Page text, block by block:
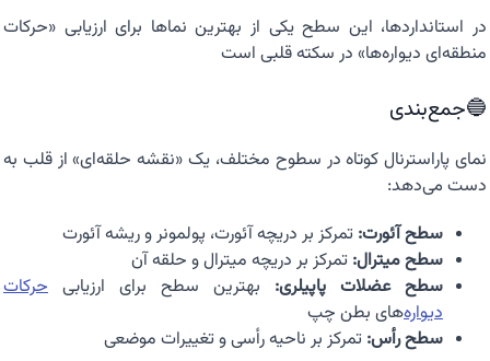
در استانداردها، این سطح یکی از بهترین نماها برای ارزیابی «حرکات
منطقه‌ای دیواره‌ها» در سکته قلبی است
🔵جمع‌بندی
نمای پاراسترنال کوتاه در سطوح مختلف، یک «نقشه حلقه‌ای» از قلب به
دست می‌دهد:
سطح آئورت: تمرکز بر دریچه آئورت، پولمونر و ریشه آئورت
سطح میترال: تمرکز بر دریچه میترال و حلقه آن
سطح عضلات پاپیلری: بهترین سطح برای ارزیابی حرکات
دیواره‌های بطن چپ
سطح رأس: تمرکز بر ناحیه رأسی و تغییرات موضعی